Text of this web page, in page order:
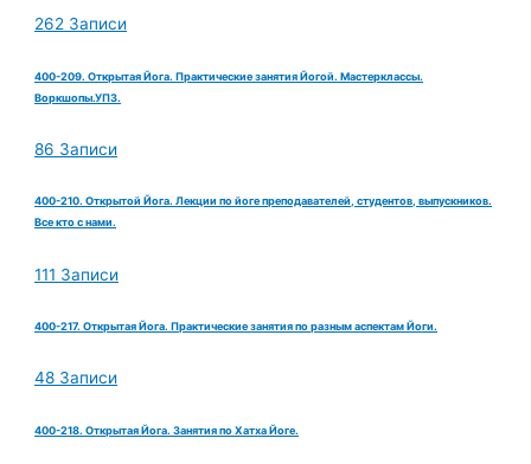
262 Записи
400-209. Открытая Йога. Практические занятия Йогой. Мастерклассы.
Воркшопы.УПЗ.
86 Записи
400-210. Открытой Йога. Лекции по йоге преподавателей, студентов, выпускников.
Все кто с нами.
111 Записи
400-217. Открытая Йога. Практические занятия по разным аспектам Йоги.
48 Записи
400-218. Открытая Йога. Занятия по Хатха Йоге.